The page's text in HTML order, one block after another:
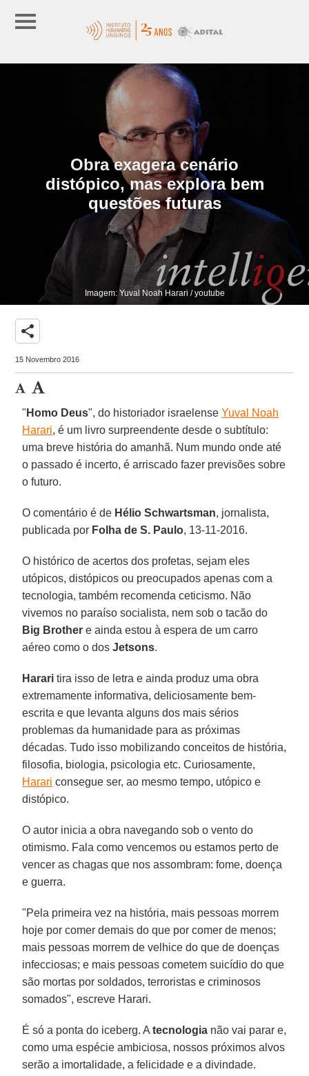
Obra exagera cenário
distópico, mas explora bem
questões futuras
Imagem: Yuval Noah Harari / youtube
share
15 Novembro 2016
" Homo Deus", do historiador israelenseYuval Noah
Harari, é um livro surpreendente desde o subtítulo:
uma breve história do amanhã. Num mundo onde até
o passado é incerto, é arriscado fazer previsões sobre
o futuro.
O comentário é de Hélio Schwartsman, jornalista,
publicada por Folha de S. Paulo, 13-11-2016.
O histórico de acertos dos profetas, sejam eles
utópicos, distópicos ou preocupados apenas com a
tecnologia, também recomenda ceticismo. Não
vivemos no paraíso socialista, nem sob o tacão do
Big Brother e ainda estou à espera de um carro
aéreo como o dosJetsons.
Harari tira isso de letra e ainda produz uma obra
extremamente informativa, deliciosamente bem-
escrita e que levanta alguns dos mais sérios
problemas da humanidade para as próximas
décadas. Tudo isso mobilizando conceitos de história,
filosofia, biologia, psicologia etc. Curiosamente,
Harari consegue ser, ao mesmo tempo, utópico e
distópico.
O autor inicia a obra navegando sob o vento do
otimismo. Fala como vencemos ou estamos perto de
vencer as chagas que nos assombram: fome, doença
e guerra.
"Pela primeira vez na história, mais pessoas morrem
hoje por comer demais do que por comer de menos;
mais pessoas morrem de velhice do que de doenças
infecciosas; e mais pessoas cometem suicídio do que
são mortas por soldados, terroristas e criminosos
somados", escreve Harari.
É só a ponta do iceberg. Atecnologia não vai parar e,
como uma espécie ambiciosa, nossos próximos alvos
serão a imortalidade, a felicidade e a divindade.